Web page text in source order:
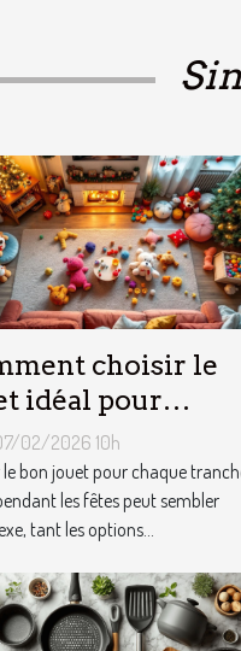
choisir le
idéal pour
âge lors des
?
02/2026 10h
le bon jouet pour chaque
les fêtes peut sembler
tant les options...